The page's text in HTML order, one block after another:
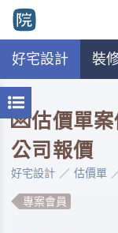
好宅設計 裝
💌估價單
公司報價
好宅設計 估價單
專案會員